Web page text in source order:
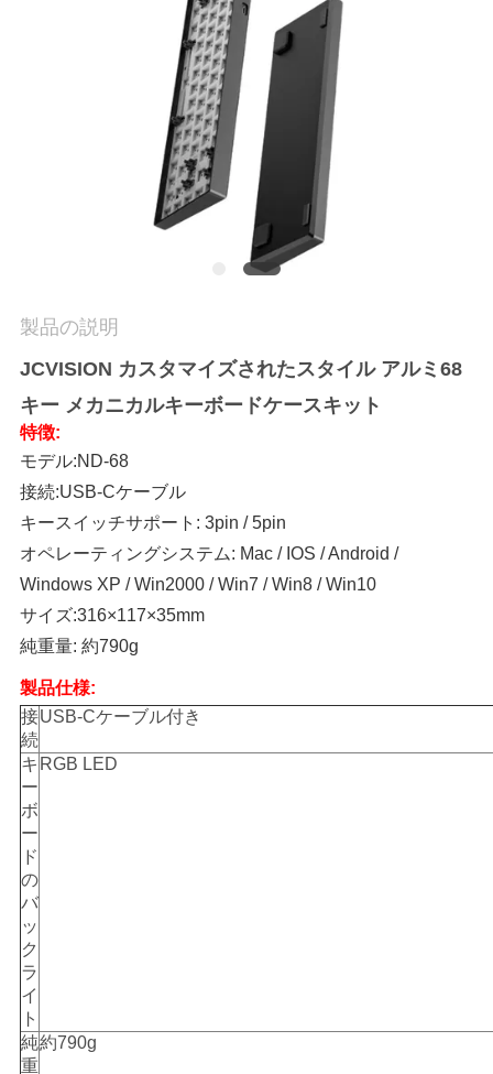
理
お
問
い
合
わ
せ
ニ
ュ
ー
ス
事
件
引
製品の説明
JCVISION カスタマイズされたスタイル アルミ68
キー メカニカルキーボードケースキット
特徴:
モデル:ND-68
接続:USB-Cケーブル
キースイッチサポート: 3pin / 5pin
オペレーティングシステム: Mac / IOS / Android /
Windows XP / Win2000 / Win7 / Win8 / Win10
サイズ:316×117×35mm
純重量: 約790g
製品仕様:
接
続
USB-Cケーブル付き
キ
ー
ボ
ー
ド
の
バ
ッ
ク
ラ
イ
ト
RGB LED
純
重
約790g